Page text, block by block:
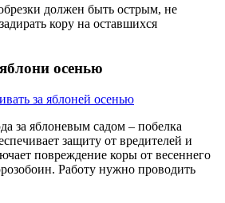
должен быть острым, не
кору на оставшихся
осенью
за яблоневым садом – побелка
защиту от вредителей и
повреждение коры от весеннего
Работу нужно проводить